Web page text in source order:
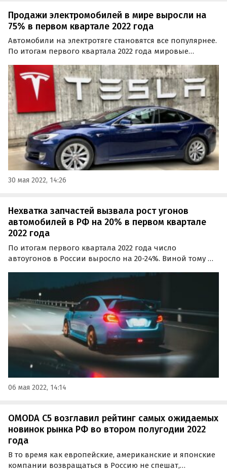
Продажи электромобилей в мире выросли на
75% в первом квартале 2022 года
Автомобили на электротяге становятся все популярнее.
По итогам первого квартала 2022 года мировые
миллионов единиц, сообщает ТАСС со ссылкой на
данные Международного энергетического агентства
(МЭА).
30 мая 2022, 14:26
Нехватка запчастей вызвала рост угонов
автомобилей в РФ на 20% в первом квартале
2022 года
По итогам первого квартала 2022 года число
автоугонов в России выросло на 20-24%. Виной тому —
поставками. При этом в МВД ждут дальнейшего роста
хищений автотранспорта, пишут «Автоновости дня».
06 мая 2022, 14:14
OMODA C5 возглавил рейтинг самых ожидаемых
новинок рынка РФ во втором полугодии 2022
года
В то время как европейские, американские и японские
компании возвращаться в Россию не спешат,